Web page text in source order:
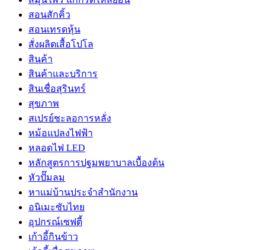
สอนสักคิ้ว
สอนเทรดหุ้น
สั่งผลิตเสื้อโปโล
สินค้า
สินค้าและบริการ
สินเชื่อสุรินทร์
สุขภาพ
สเปรย์ชะลอการหลั่ง
หม้อแปลงไฟฟ้า
หลอดไฟ LED
หลักสูตรการปฐมพยาบาลเบื้องต้น
หัวปั๊มลม
หาแม่บ้านประจำสำนักงาน
อนิเมะซับไทย
อุปกรณ์เซฟตี้
เก้าอี้กินข้าว